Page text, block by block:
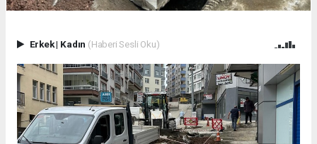
Erkek| Kadın (Haberi Sesli Oku)